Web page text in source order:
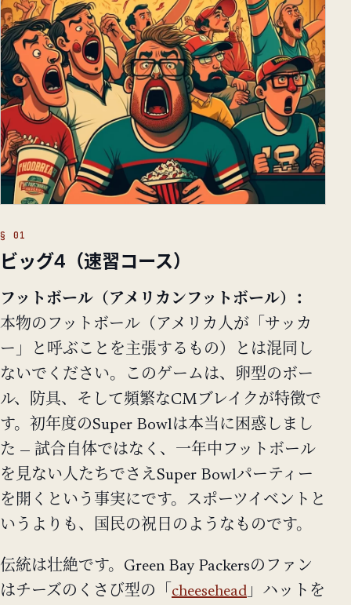
ビッグ4（速習コース）
フットボール（アメリカンフットボール）：
本物のフットボール（アメリカ人が「サッカ
ー」と呼ぶことを主張するもの）とは混同し
ないでください。このゲームは、卵型のボー
ル、防具、そして頻繁なCMブレイクが特徴で
す。初年度のSuper Bowlは本当に困惑しまし
た — 試合自体ではなく、一年中フットボール
を見ない人たちでさえSuper Bowlパーティー
を開くという事実にです。スポーツイベントと
いうよりも、国民の祝日のようなものです。
伝統は壮絶です。Green Bay Packersのファン
はチーズのくさび型の「 cheesehead 」ハットを